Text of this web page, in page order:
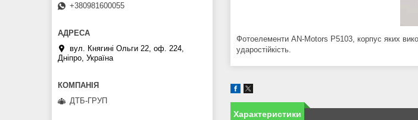
Фотоелементи AN-Motors P5103, корпус яких
ударостійкість.
Характеристики
+380981600055
вул. Княгині Ольги 22, оф. 224,
Дніпро, Україна
ДТБ-ГРУП